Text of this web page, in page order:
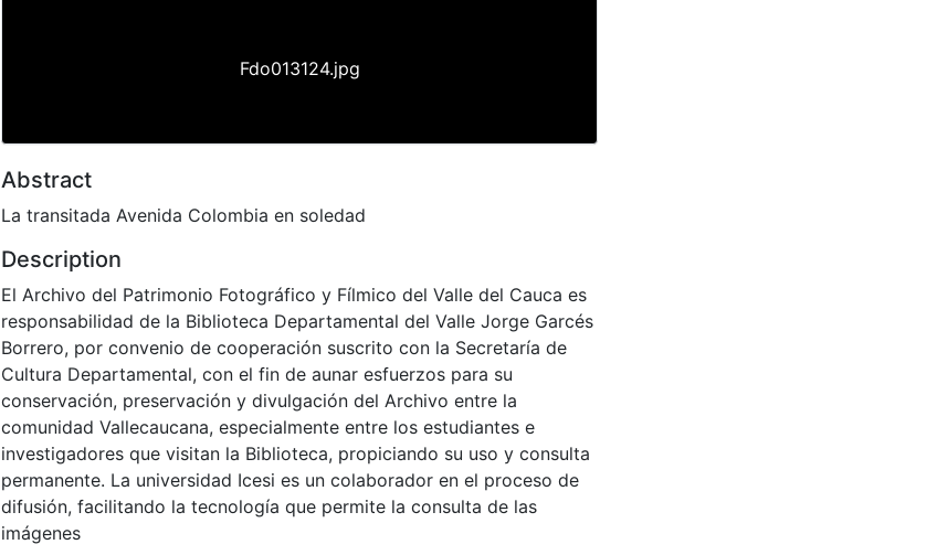
Fdo013124.jpg
Abstract
La transitada Avenida Colombia en soledad
Description
El Archivo del Patrimonio Fotográfico y Fílmico del Valle del Cauca es
responsabilidad de la Biblioteca Departamental del Valle Jorge Garcés
Borrero, por convenio de cooperación suscrito con la Secretaría de
Cultura Departamental, con el fin de aunar esfuerzos para su
conservación, preservación y divulgación del Archivo entre la
comunidad Vallecaucana, especialmente entre los estudiantes e
investigadores que visitan la Biblioteca, propiciando su uso y consulta
permanente. La universidad Icesi es un colaborador en el proceso de
difusión, facilitando la tecnología que permite la consulta de las
imágenes